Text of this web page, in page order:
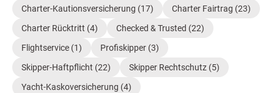
Charter-Kautionsversicherung (17) Charter Fairtrag (23)
Charter Rücktritt (4) Checked & Trusted (22)
Flightservice (1) Profiskipper (3)
Skipper-Haftpflicht (22) Skipper Rechtschutz (5)
Yacht-Kaskoversicherung (4)